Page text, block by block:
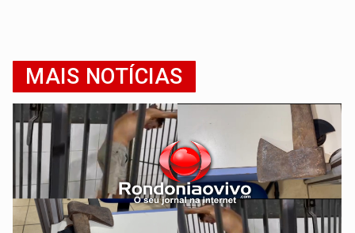
MAIS NOTÍCIAS